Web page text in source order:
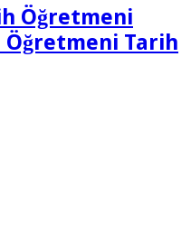
Öğretmeni Tarih